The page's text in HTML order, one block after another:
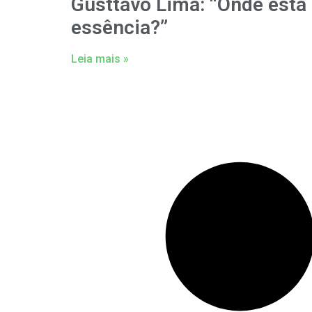
Gusttavo Lima: “Onde está
essência?”
Leia mais »